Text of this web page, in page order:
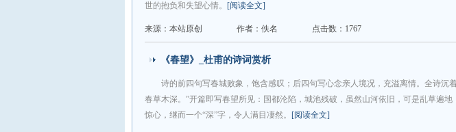
世的抱负和失望心情。 [阅读全文]
来源：本站原创 作者：佚名 点击数：1767
《春望》_杜甫的诗词赏析
诗的前四句写春城败象，饱含感叹；后四句写心念亲人境况，充溢离情。全诗沉
春草木深。”开篇即写春望所见：国都沦陷，城池残破，虽然山河依旧，可是乱草遍地
惊心，继而一个“深”字，令人满目凄然。 [阅读全文]